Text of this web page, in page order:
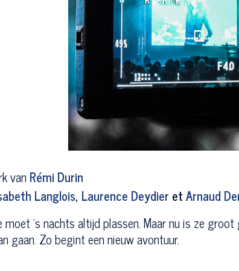
van Rémi Durin
Langlois, Laurence Deydier etArnaud
moet ’s nachts altijd plassen. Maar nu is ze
gaan. Zo begint een nieuw avontuur.